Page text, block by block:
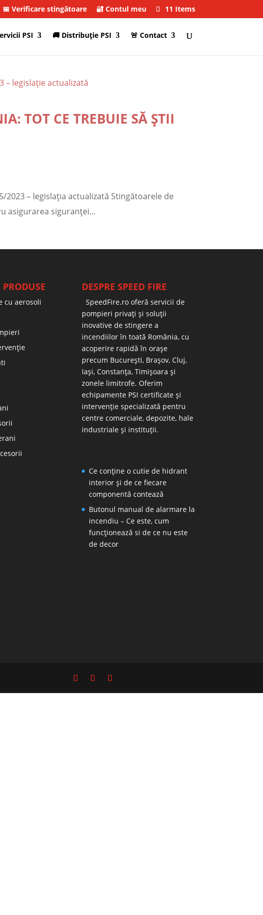
📅 Verificare stingătoare 🔐 Contul meu 11 Items
PSI 🚚 Distribuţie PSI 🚨 Contact
TOT CE TREBUIE SĂ ȘTII
– legislația actualizată Stingătoarele de
asigurarea siguranței...
cu aerosoli
DESPRE SPEED FIRE
SpeedFire.ro oferă servicii de
pompieri privați și soluții
inovative de stingere a
incendiilor în toată România, cu
acoperire rapidă în orașe
precum București, Brașov, Cluj,
Iași, Constanța, Timișoara și
zonele limitrofe. Oferim
echipamente PSI certificate și
intervenție specializată pentru
centre comerciale, depozite, hale
industriale și instituții.
Ce conține o cutie de hidrant
interior și de ce fiecare
componentă contează
Butonul manual de alarmare la
incendiu – Ce este, cum
funcționează si de ce nu este
de decor